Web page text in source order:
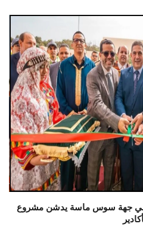
جهة سوس ماسة يدشن مشروع